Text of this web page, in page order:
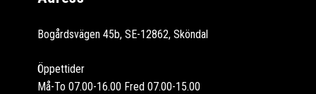
Bogårdsvägen 45b, SE-12862, Sköndal
Öppettider
Må-To 07.00-16.00 Fred 07.00-15.00